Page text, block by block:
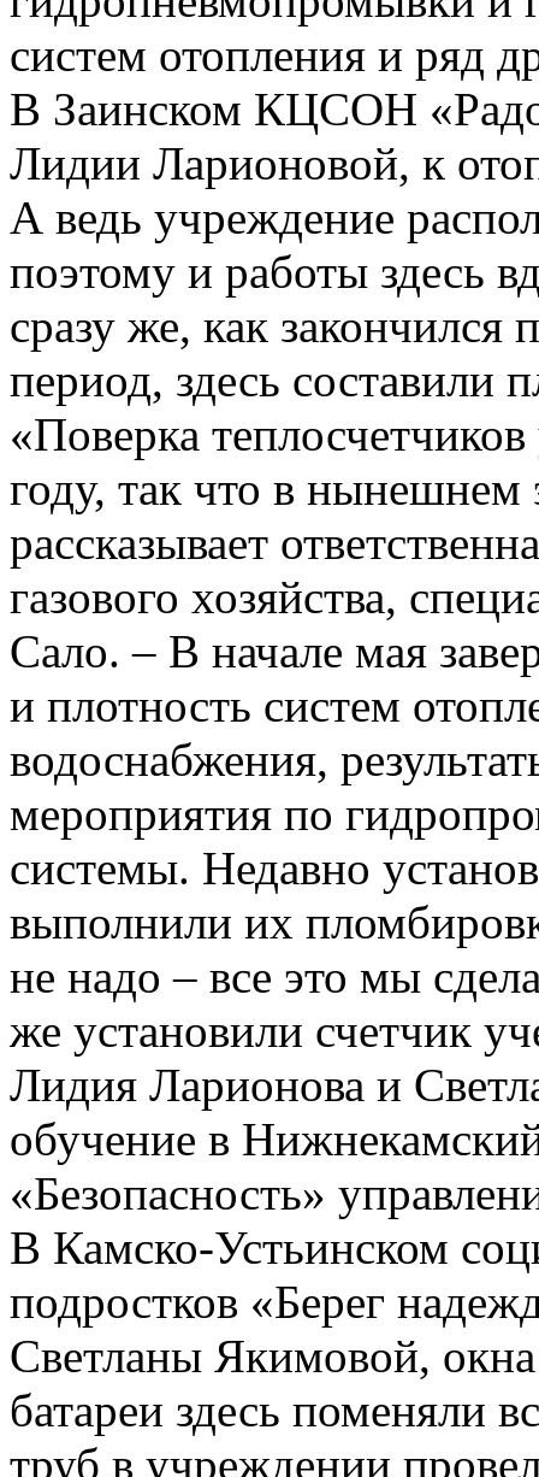
систем отопления и ряд
В Заинском КЦСОН
Лидии Ларионовой, к
А ведь учреждение
поэтому и работы здесь
сразу же, как
период, здесь составили
«Поверка
году, так что в нынешнем
рассказывает
газового хозяйства,
Сало. – В начале мая
и плотность систем
водоснабжения,
мероприятия по
системы. Недавно
выполнили их
не надо – все это мы
же установили счетчик
Лидия Ларионова и
обучение в
«Безопасность»
В Камско-Устьинском
подростков «Берег
Светланы Якимовой,
батареи здесь поменяли
труб в учреждении